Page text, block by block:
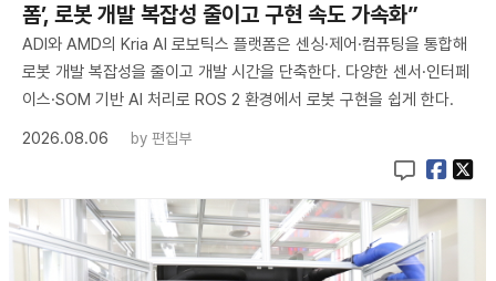
폼’, 로봇 개발 복잡성 줄이고 구현 속도 가속화”
ADI와 AMD의 Kria AI 로보틱스 플랫폼은 센싱·제어·컴퓨팅을 통합해
로봇 개발 복잡성을 줄이고 개발 시간을 단축한다. 다양한 센서·인터페
이스·SOM 기반 AI 처리로 ROS 2 환경에서 로봇 구현을 쉽게 한다.
2026.08.06
by 편집부